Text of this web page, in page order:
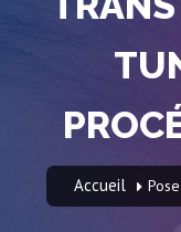
Accueil